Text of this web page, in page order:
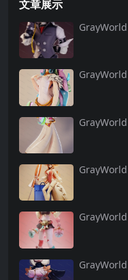
文章展示
GrayWorld